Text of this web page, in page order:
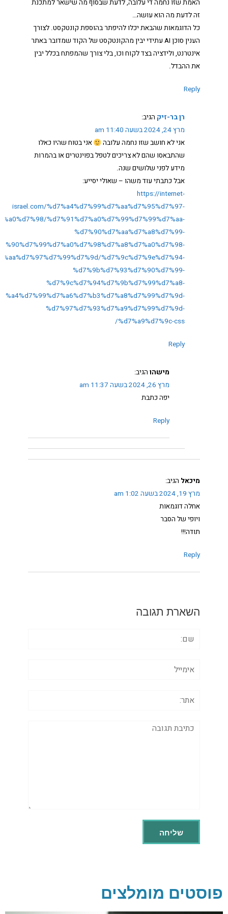
האמת שזו נחמה די עלובה, לדעת שבסוף מה שישאר למתכנת
זה לדעת מה הוא עושה…
כל הדוגמאות שהבאת יכלו להיפתר בהוספת קונטקסט. לצורך
הענין סוכן AI עתידי יבין מהקונטקסט של הקוד שמדובר באתר
אינטרנט, ולידציה בצד לקוח וכו, בלי צורך שהמפתח בכלל יבין
את ההבדל.
Reply
רן בר-זיק הגיב:
מרץ 24, 2024 בשעה 11:40 am
אני לא חושב שזו נחמה עלובה
אני בטוח שהיו כאלו
שהתבאסו שהם לא צריכים לטפל בפוינטרים או בהמרות
מידע לפני שלושים שנה.
אבל כתבתי עוד משהו – שאולי יסייע:
https://internet-
israel.com/%d7%a4%d7%99%d7%aa%d7%95%d7%97-
%d7%91%d7%a0%d7%99%d7%99%d7%aa-
%d7%90%d7%aa%d7%a8%d7%99-
%d7%9c%d7%9e%d7%94-
%d7%9b%d7%93%d7%90%d7%99-
%d7%9c%d7%94%d7%9b%d7%99%d7%a8-
%d7%97%d7%93%d7%a9%d7%99%d7%9d-
%d7%a9%d7%9c-css/
Reply
מישהו הגיב:
מרץ 26, 2024 בשעה 11:37 am
יפה כתבת
Reply
מיכאל הגיב:
מרץ 19, 2024 בשעה 1:02 am
אחלה דוגמאות
ויופי של הסבר
תודה!!!
Reply
השארת תגובה
תגובה
פוסטים מומלצים